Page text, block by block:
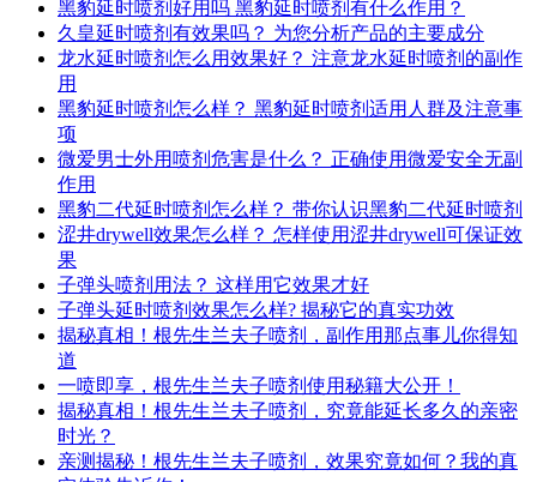
黑豹延时喷剂好用吗 黑豹延时喷剂有什么作用？
久皇延时喷剂有效果吗？ 为您分析产品的主要成分
龙水延时喷剂怎么用效果好？ 注意龙水延时喷剂的副作
用
黑豹延时喷剂怎么样？ 黑豹延时喷剂适用人群及注意事
项
微爱男士外用喷剂危害是什么？ 正确使用微爱安全无副
作用
黑豹二代延时喷剂怎么样？ 带你认识黑豹二代延时喷剂
涩井drywell效果怎么样？ 怎样使用涩井drywell可保证效
果
子弹头喷剂用法？ 这样用它效果才好
子弹头延时喷剂效果怎么样? 揭秘它的真实功效
揭秘真相！根先生兰夫子喷剂，副作用那点事儿你得知
道
一喷即享，根先生兰夫子喷剂使用秘籍大公开！
揭秘真相！根先生兰夫子喷剂，究竟能延长多久的亲密
时光？
亲测揭秘！根先生兰夫子喷剂，效果究竟如何？我的真